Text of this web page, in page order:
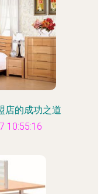
店的成功之道
10:55:16